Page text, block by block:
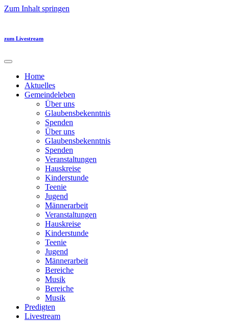
Zum Inhalt springen
zum Livestream
Home
Aktuelles
Gemeindeleben
Über uns
Glaubensbekenntnis
Spenden
Über uns
Glaubensbekenntnis
Spenden
Veranstaltungen
Hauskreise
Kinderstunde
Teenie
Jugend
Männerarbeit
Veranstaltungen
Hauskreise
Kinderstunde
Teenie
Jugend
Männerarbeit
Bereiche
Musik
Bereiche
Musik
Predigten
Livestream